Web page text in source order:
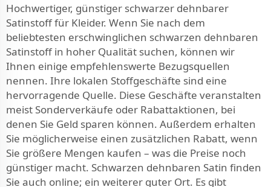
Hochwertiger, günstiger schwarzer dehnbarer
Satinstoff für Kleider. Wenn Sie nach dem
beliebtesten erschwinglichen schwarzen dehnbaren
Satinstoff in hoher Qualität suchen, können wir
Ihnen einige empfehlenswerte Bezugsquellen
nennen. Ihre lokalen Stoffgeschäfte sind eine
hervorragende Quelle. Diese Geschäfte veranstalten
meist Sonderverkäufe oder Rabattaktionen, bei
denen Sie Geld sparen können. Außerdem erhalten
Sie möglicherweise einen zusätzlichen Rabatt, wenn
Sie größere Mengen kaufen – was die Preise noch
günstiger macht. Schwarzen dehnbaren Satin finden
Sie auch online; ein weiterer guter Ort. Es gibt